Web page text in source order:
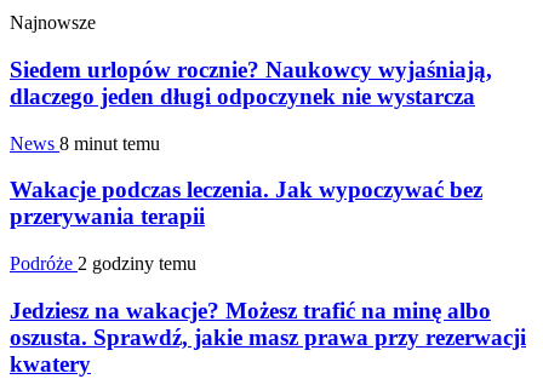
Najnowsze
Siedem urlopów rocznie? Naukowcy wyjaśniają,
dlaczego jeden długi odpoczynek nie wystarcza
News 8 minut temu
Wakacje podczas leczenia. Jak wypoczywać bez
przerywania terapii
Podróże 2 godziny temu
Jedziesz na wakacje? Możesz trafić na minę albo
oszusta. Sprawdź, jakie masz prawa przy rezerwacji
kwatery